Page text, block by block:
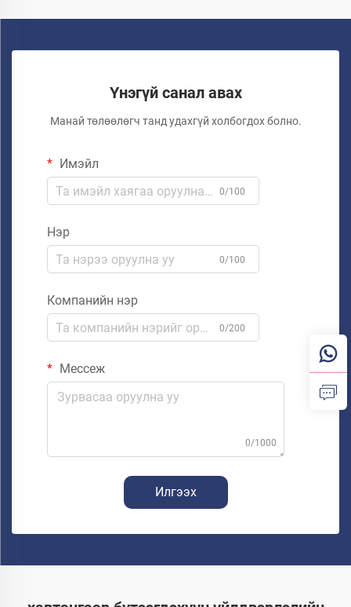
Үнэгүй санал авах
Манай төлөөлөгч танд удахгүй холбогдох болно.
Имэйл
0/100
Нэр
0/100
Компанийн нэр
0/200
Мессеж
0/1000
Илгээх